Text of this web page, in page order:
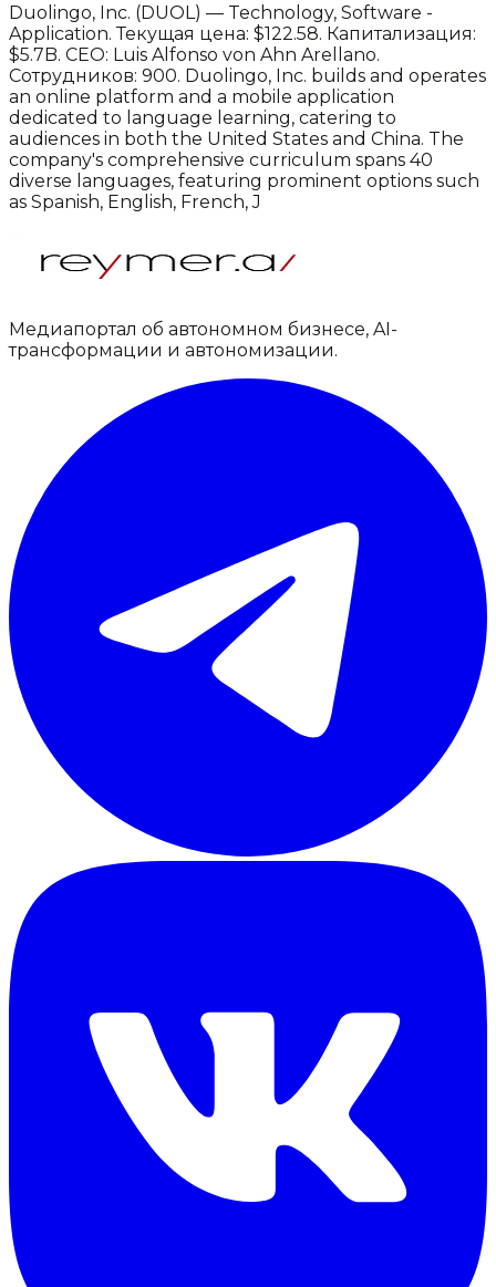
Duolingo, Inc. (DUOL ) — Technology, Software -
Application. Текущая цена: $122.58. Капитализация:
$5.7B. CEO: Luis Alfonso von Ahn Arellano.
Сотрудников: 900. Duolingo, Inc. builds and operates
an online platform and a mobile application
dedicated to language learning, catering to
audiences in both the United States and China. The
company's comprehensive curriculum spans 40
diverse languages, featuring prominent options such
as Spanish, English, French, J
Медиапортал об автономном бизнесе, AI-
трансформации и автономизации.